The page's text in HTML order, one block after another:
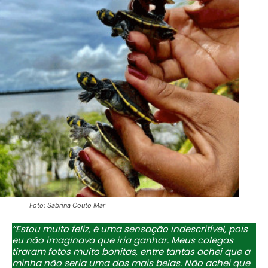
Foto: Sabrina Couto Mar
“Estou muito feliz, é uma sensação indescritível, pois
eu não imaginava que iria ganhar. Meus colegas
tiraram fotos muito bonitas, entre tantas achei que a
minha não seria uma das mais belas. Não achei que